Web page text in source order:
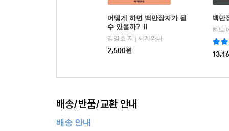
어떻게 하면 백만장자가 될
수 있을까? Ⅱ
김영호 저
세계와나
2,500원
백만
하브
배송/반품/교환 안내
배송 안내